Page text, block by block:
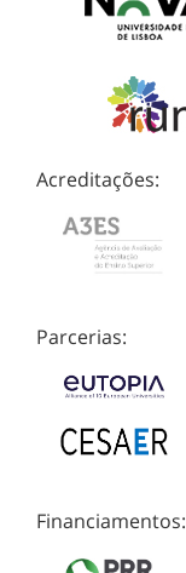
Acreditações:
Parcerias:
Financiamentos: